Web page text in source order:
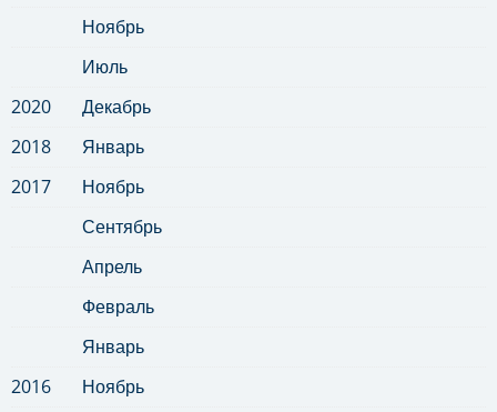
Ноябрь
Июль
2020
Декабрь
2018
Январь
2017
Ноябрь
Сентябрь
Апрель
Февраль
Январь
2016
Ноябрь